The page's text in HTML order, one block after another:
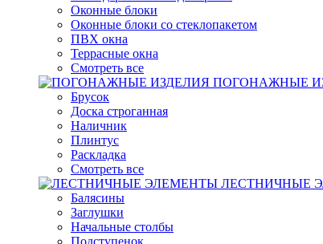
Оконные блоки
Оконные блоки со стеклопакетом
ПВХ окна
Террасные окна
Смотреть все
ПОГОНАЖНЫЕ
Брусок
Доска строганная
Наличник
Плинтус
Раскладка
Смотреть все
ЛЕСТНИЧНЫЕ
Балясины
Заглушки
Начальные столбы
Подступенок